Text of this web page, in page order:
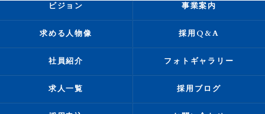
ビジョン 事業案内
求める人物像 採用Q&A
社員紹介 フォトギャラリー
求人一覧 採用ブログ